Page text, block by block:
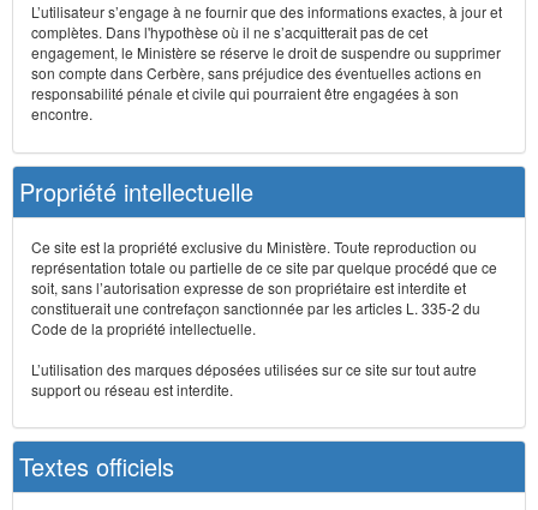
L’utilisateur s’engage à ne fournir que des informations exactes, à jour et
complètes. Dans l'hypothèse où il ne s’acquitterait pas de cet
engagement, le Ministère se réserve le droit de suspendre ou supprimer
son compte dans Cerbère, sans préjudice des éventuelles actions en
responsabilité pénale et civile qui pourraient être engagées à son
encontre.
Propriété intellectuelle
Ce site est la propriété exclusive du Ministère. Toute reproduction ou
représentation totale ou partielle de ce site par quelque procédé que ce
soit, sans l’autorisation expresse de son propriétaire est interdite et
constituerait une contrefaçon sanctionnée par les articles L. 335-2 du
Code de la propriété intellectuelle.
L’utilisation des marques déposées utilisées sur ce site sur tout autre
support ou réseau est interdite.
Textes officiels